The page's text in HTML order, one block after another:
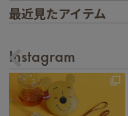
最近見たアイテム
Instagram